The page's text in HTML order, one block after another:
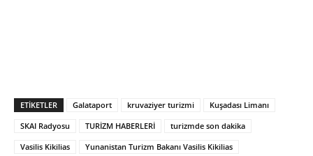
ETIKETLER Galataport kruvaziyer turizmi
Kuşadası Limanı
SKAI Radyosu
TURİZM HABERLERİ
turizmde son dakika
Vasilis Kikilias
Yunanistan Turizm Bakanı Vasilis Kikilias